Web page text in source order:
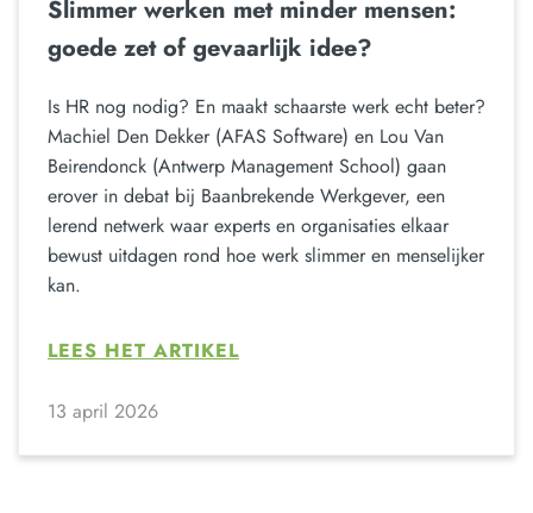
Slimmer werken met minder mensen:
goede zet of gevaarlijk idee?
Is HR nog nodig? En maakt schaarste werk echt beter?
Machiel Den Dekker (AFAS Software) en Lou Van
Beirendonck (Antwerp Management School) gaan
erover in debat bij Baanbrekende Werkgever, een
lerend netwerk waar experts en organisaties elkaar
bewust uitdagen rond hoe werk slimmer en menselijker
kan.
LEES HET ARTIKEL
13 april 2026